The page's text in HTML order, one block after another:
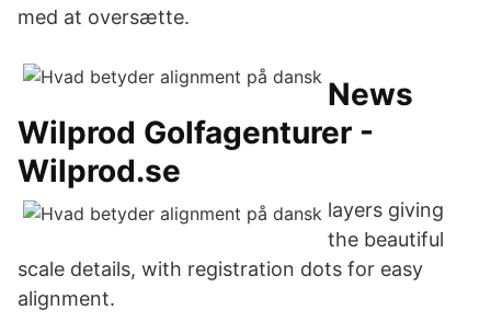
med at oversætte.
News
Wilprod Golfagenturer -
Wilprod.se
layers giving
the beautiful
scale details, with registration dots for easy
alignment.